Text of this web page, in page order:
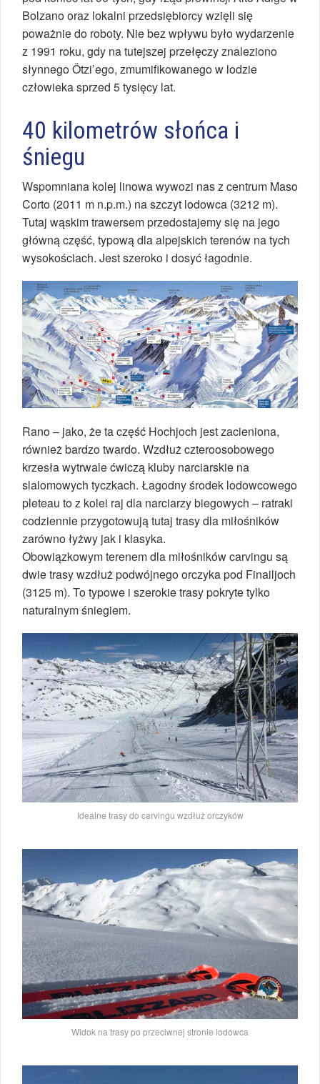
Bolzano oraz lokalni przedsiębiorcy wzięli się
poważnie do roboty. Nie bez wpływu było wydarzenie
z 1991 roku, gdy na tutejszej przełęczy znaleziono
słynnego Ötzi’ego, zmumifikowanego w lodzie
człowieka sprzed 5 tysięcy lat.
40 kilometrów słońca i
śniegu
Wspomniana kolej linowa wywozi nas z centrum Maso
Corto (2011 m n.p.m.) na szczyt lodowca (3212 m).
Tutaj wąskim trawersem przedostajemy się na jego
główną część, typową dla alpejskich terenów na tych
wysokościach. Jest szeroko i dosyć łagodnie.
Rano – jako, że ta część Hochjoch jest zacieniona,
również bardzo twardo. Wzdłuż czteroosobowego
krzesła wytrwale ćwiczą kluby narciarskie na
slalomowych tyczkach. Łagodny środek lodowcowego
pleteau to z kolei raj dla narciarzy biegowych – ratraki
codziennie przygotowują tutaj trasy dla miłośników
zarówno łyżwy jak i klasyka.
Obowiązkowym terenem dla miłośników carvingu są
dwie trasy wzdłuż podwójnego orczyka pod Finailjoch
(3125 m). To typowe i szerokie trasy pokryte tylko
naturalnym śniegiem.
Idealne trasy do carvingu wzdłuż orczyków
Widok na trasy po przeciwnej stronie lodowca